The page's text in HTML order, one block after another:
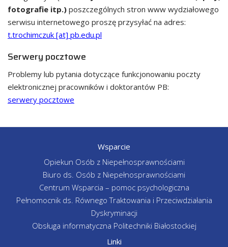
fotografie itp.) poszczególnych stron www wydziałowego
serwisu internetowego proszę przysyłać na adres:
t.trochimczuk [at] pb.edu.pl
Serwery pocztowe
Problemy lub pytania dotyczące funkcjonowaniu poczty
elektronicznej pracowników i doktorantów PB:
serwery pocztowe
Wsparcie
Opiekun Osób z Niepełnosprawnościami
Biuro ds. Osób z Niepełnosprawnościami
Centrum Wsparcia – pomoc psychologiczna
Pełnomocnik ds. Równego Traktowania i Przeciwdziałania
Dyskryminacji
Obsługa informatyczna Politechniki Białostockiej
Linki